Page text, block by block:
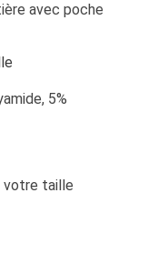
avec poche
5%
votre taille